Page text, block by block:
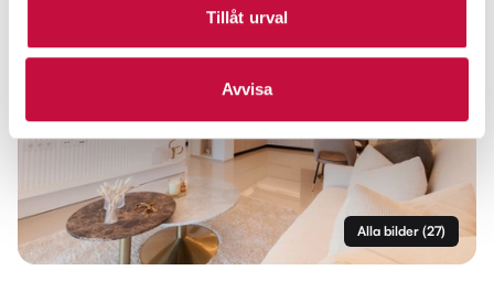
Tillåt urval
Avvisa
Alla bilder (27)